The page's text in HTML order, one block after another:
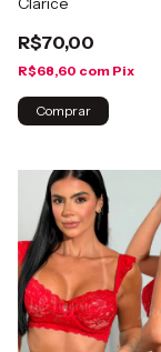
R$70,00
R$68,60 com Pix
Comprar